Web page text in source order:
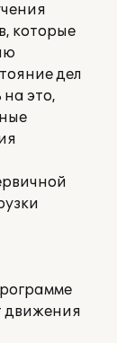
которые
дел
это,
движения